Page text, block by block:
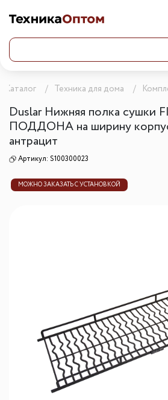
Каталог Техника для дома
Duslar Нижняя полка сушки
ПОДДОНА на ширину
антрацит
Артикул: S100300023
МОЖНО ЗАКАЗАТЬ С УСТАНОВКОЙ